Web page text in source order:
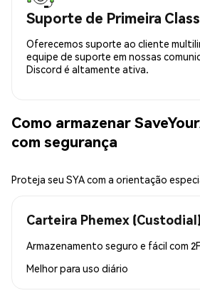
Suporte de Primeira
Oferecemos suporte ao cliente
equipe de suporte em nossas
Discord é altamente ativa.
Como armazenar
com segurança
Proteja seu SYA com a orientação
Carteira Phemex
Armazenamento seguro e fácil com
Melhor para uso diário